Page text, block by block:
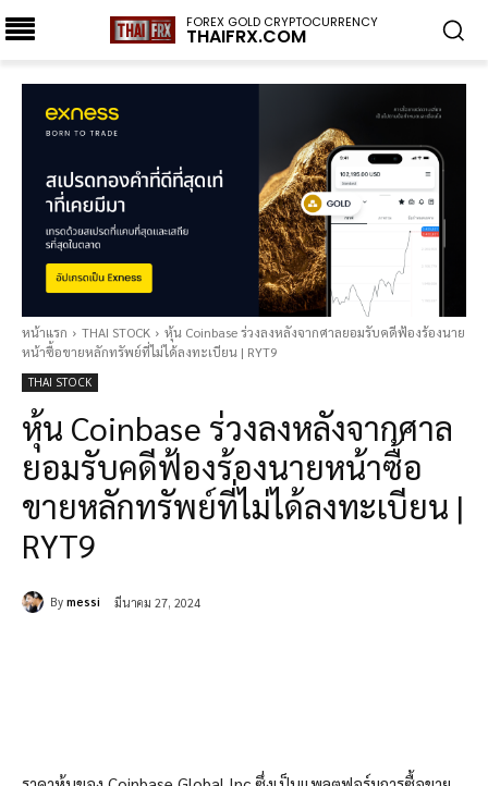
FOREX GOLD CRYPTOCURRENCY
THAIFRX.COM
หน้าแรก THAI STOCK
หุ้น Coinbase ร่วงลงหลังจากศาลยอมรับคดีฟ้องร้องนาย
หน้าซื้อขายหลักทรัพย์ที่ไม่ได้ลงทะเบียน | RYT9
THAI STOCK
หุ้น Coinbase ร่วงลงหลังจากศาล
ยอมรับคดีฟ้องร้องนายหน้าซื้อ
ขายหลักทรัพย์ที่ไม่ได้ลงทะเบียน |
RYT9
By messi มีนาคม 27, 2024